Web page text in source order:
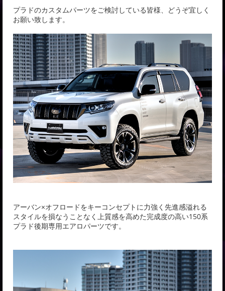
プラドのカスタムパーツをご検討している皆様、どうぞ宜しく
お願い致します。
アーバン×オフロードをキーコンセプトに力強く先進感溢れる
スタイルを損なうことなく上質感を高めた完成度の高い150系
プラド後期専用エアロパーツです。